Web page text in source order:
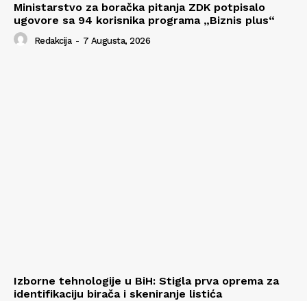
Ministarstvo za boračka pitanja ZDK potpisalo
ugovore sa 94 korisnika programa „Biznis plus“
Redakcija - 7 Augusta, 2026
Izborne tehnologije u BiH: Stigla prva oprema za
identifikaciju birača i skeniranje listića